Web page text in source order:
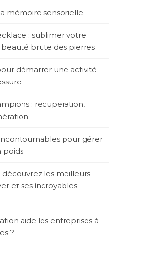
mémoire sensorielle
: sublimer votre
brute des pierres
démarrer une activité
: récupération,
pour gérer
poids
découvrez les meilleurs
et ses incroyables
aide les entreprises à
?